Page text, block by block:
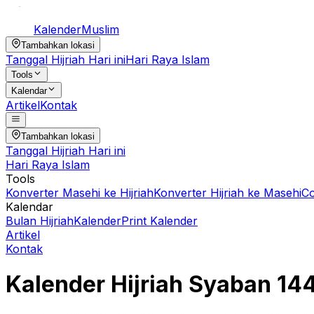
KalenderMuslim
Tambahkan lokasi
Tanggal Hijriah Hari iniHari Raya Islam
Tools
Kalendar
ArtikelKontak
Tambahkan lokasi
Tanggal Hijriah Hari ini
Hari Raya Islam
Tools
Konverter Masehi ke HijriahKonverter Hijriah ke Masehi
Kalendar
Bulan HijriahKalenderPrint Kalender
Artikel
Kontak
Kalender Hijriah Syaban